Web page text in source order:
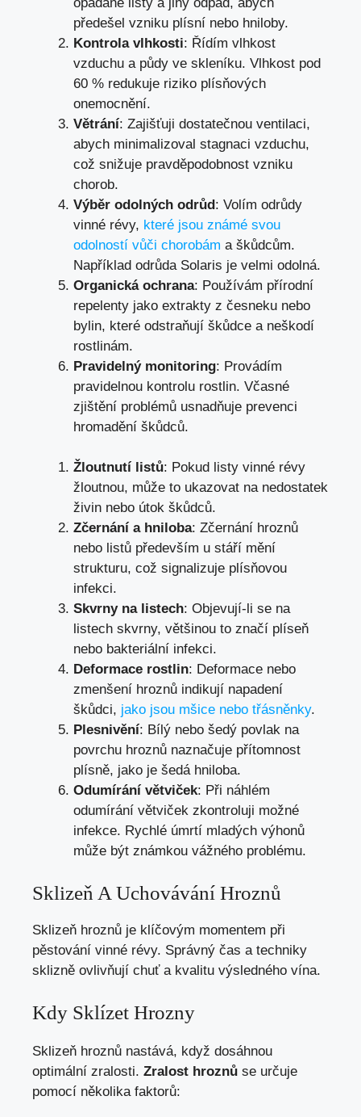
předešel vzniku plísní nebo hniloby.
Kontrola vlhkosti: Řídím vlhkost
vzduchu a půdy ve skleníku. Vlhkost pod
60 % redukuje riziko plísňových
onemocnění.
Větrání: Zajišťuji dostatečnou ventilaci,
abych minimalizoval stagnaci vzduchu,
což snižuje pravděpodobnost vzniku
chorob.
Výběr odolných odrůd: Volím odrůdy
vinné révy, které jsou známé svou
odolností vůči chorobám a škůdcům.
Například odrůda Solaris je velmi odolná.
Organická ochrana: Používám přírodní
repelenty jako extrakty z česneku nebo
bylin, které odstraňují škůdce a neškodí
rostlinám.
Pravidelný monitoring: Provádím
pravidelnou kontrolu rostlin. Včasné
zjištění problémů usnadňuje prevenci
hromadění škůdců.
Žloutnutí listů: Pokud listy vinné révy
žloutnou, může to ukazovat na nedostatek
živin nebo útok škůdců.
Zčernání a hniloba: Zčernání hroznů
nebo listů především u stáří mění
strukturu, což signalizuje plísňovou
infekci.
Skvrny na listech: Objevují-li se na
listech skvrny, většinou to značí plíseň
nebo bakteriální infekci.
Deformace rostlin: Deformace nebo
zmenšení hroznů indikují napadení
škůdci, jako jsou mšice nebo třásněnky.
Plesnivění: Bílý nebo šedý povlak na
povrchu hroznů naznačuje přítomnost
plísně, jako je šedá hniloba.
Odumírání větviček: Při náhlém
odumírání větviček zkontroluji možné
infekce. Rychlé úmrtí mladých výhonů
může být známkou vážného problému.
Sklizeň A Uchovávání Hroznů
Sklizeň hroznů je klíčovým momentem při
pěstování vinné révy. Správný čas a techniky
sklizně ovlivňují chuť a kvalitu výsledného vína.
Kdy Sklízet Hrozny
Sklizeň hroznů nastává, když dosáhnou
optimální zralosti. Zralost hroznů se určuje
pomocí několika faktorů: